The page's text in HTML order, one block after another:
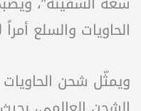
الحاويات والسلع
ويمثّل شحن